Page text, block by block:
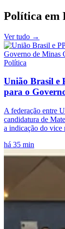
Política em
Ver tudo →
Política
União Brasil e
para o
A federação entre
candidatura de
a indicação do vice
há 35 min